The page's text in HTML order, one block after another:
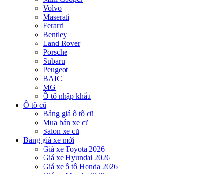
Volvo
Maserati
Ferarri
Bentley
Land Rover
Porsche
Subaru
Peugeot
BAIC
MG
Ô tô nhập khẩu
Ô tô cũ
Bảng giá ô tô cũ
Mua bán xe cũ
Salon xe cũ
Bảng giá xe mới
Giá xe Toyota 2026
Giá xe Hyundai 2026
Giá xe ô tô Honda 2026